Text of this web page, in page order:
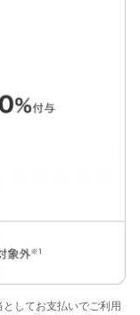
してお支払いでご利用